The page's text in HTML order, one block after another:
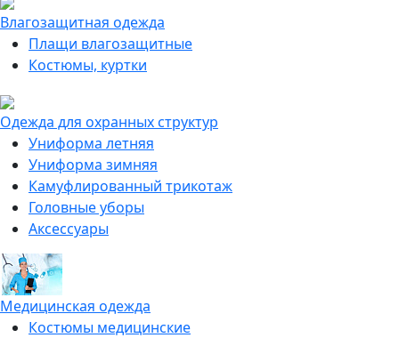
Влагозащитная одежда
Плащи влагозащитные
Костюмы, куртки
Одежда для охранных структур
Униформа летняя
Униформа зимняя
Камуфлированный трикотаж
Головные уборы
Аксессуары
Медицинская одежда
Костюмы медицинские